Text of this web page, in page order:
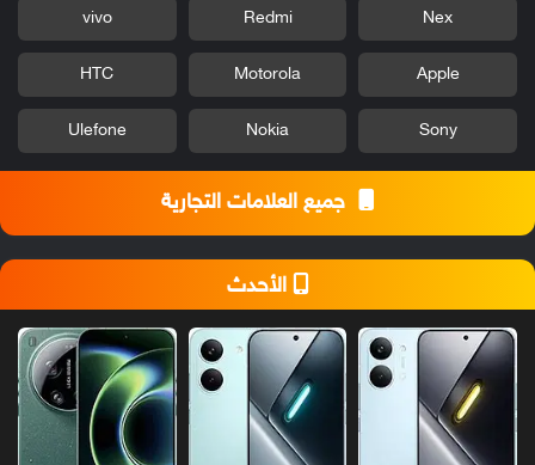
Nex
Redmi
vivo
Apple
Motorola
HTC
Sony
Nokia
Ulefone
جميع العلامات التجارية
الأحدث